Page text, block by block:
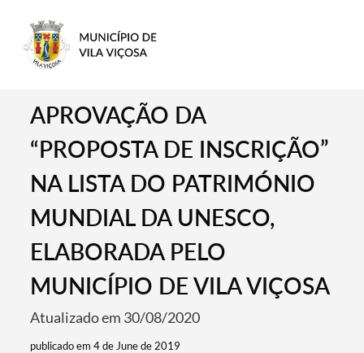
APROVAÇÃO DA
“PROPOSTA DE INSCRIÇÃO”
NA LISTA DO PATRIMÓNIO
MUNDIAL DA UNESCO,
ELABORADA PELO
MUNICÍPIO DE VILA VIÇOSA
Atualizado em 30/08/2020
publicado em 4 de June de 2019